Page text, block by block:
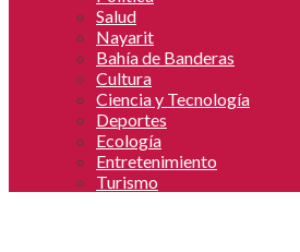
Salud
Nayarit
Bahía de Banderas
Cultura
Ciencia y Tecnología
Deportes
Ecología
Entretenimiento
Turismo